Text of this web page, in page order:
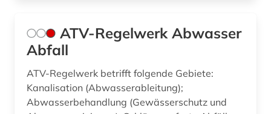
ATV-Regelwerk Abwasser
Abfall
ATV-Regelwerk betrifft folgende Gebiete:
Kanalisation (Abwasserableitung);
Abwasserbehandlung (Gewässerschutz und